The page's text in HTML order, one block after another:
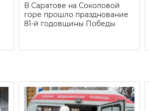
В Саратове на Соколовой
горе прошло празднование
81-й годовщины Победы